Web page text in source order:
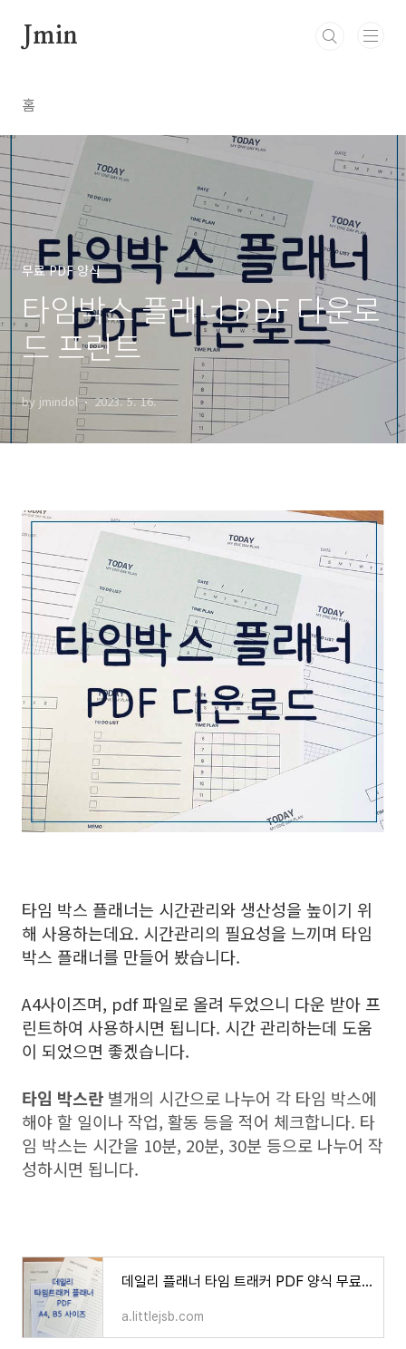
Jmin
홈
무료 PDF 양식
타임박스 플래너 PDF 다운로
드 프린트
by jmindol 2023. 5. 16.
타임 박스 플래너는 시간관리와 생산성을 높이기 위
해 사용하는데요. 시간관리의 필요성을 느끼며 타임
박스 플래너를 만들어 봤습니다.
A4사이즈며, pdf 파일로 올려 두었으니 다운 받아 프
린트하여 사용하시면 됩니다. 시간 관리하는데 도움
이 되었으면 좋겠습니다.
타임 박스란 별개의 시간으로 나누어 각 타임 박스에
해야 할 일이나 작업, 활동 등을 적어 체크합니다. 타
임 박스는 시간을 10분, 20분, 30분 등으로 나누어 작
성하시면 됩니다.
데일리 플래너 타임 트래커 PDF 양식 무료 다운로드 3컬러
a.littlejsb.com